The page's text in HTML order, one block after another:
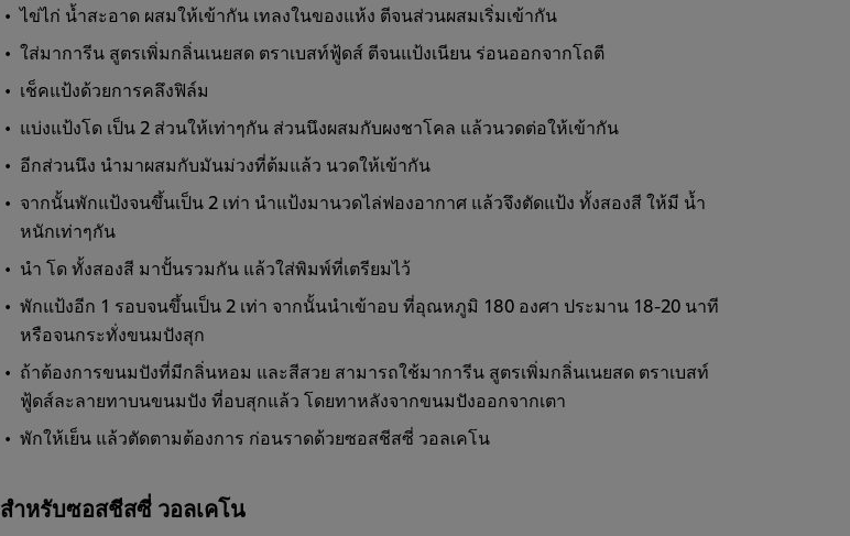
ไข่ไก่ น้ำสะอาด ผสมให้เข้ากัน เทลงในของแห้ง ตีจนส่วนผสมเริ่มเข้ากัน
ใส่มาการีน สูตรเพิ่มกลิ่นเนยสด ตราเบสท์ฟู้ดส์ ตีจนแป้งเนียน ร่อนออกจากโถตี
เช็คแป้งด้วยการคลึงฟิล์ม
แบ่งแป้งโด เป็น 2 ส่วนให้เท่าๆกัน ส่วนนึงผสมกับผงชาโคล แล้วนวดต่อให้เข้ากัน
อีกส่วนนึง นำมาผสมกับมันม่วงที่ต้มแล้ว นวดให้เข้ากัน
จากนั้นพักแป้งจนขึ้นเป็น 2 เท่า นำแป้งมานวดไล่ฟองอากาศ แล้วจึงตัดแป้ง ทั้งสองสี ให้มี น้ำ
หนักเท่าๆกัน
นำ โด ทั้งสองสี มาปั้นรวมกัน แล้วใส่พิมพ์ที่เตรียมไว้
พักแป้งอีก 1 รอบจนขึ้นเป็น 2 เท่า จากนั้นนำเข้าอบ ที่อุณหภูมิ 180 องศา ประมาน 18-20 นาที
หรือจนกระทั่งขนมปังสุก
ถ้าต้องการขนมปังที่มีกลิ่นหอม และสีสวย สามารถใช้มาการีน สูตรเพิ่มกลิ่นเนยสด ตราเบสท์
ฟู้ดส์ละลายทาบนขนมปัง ที่อบสุกแล้ว โดยทาหลังจากขนมปังออกจากเตา
พักให้เย็น แล้วตัดตามต้องการ ก่อนราดด้วยซอสชีสซี่ วอลเคโน
สำหรับซอสชีสซี่ วอลเคโน